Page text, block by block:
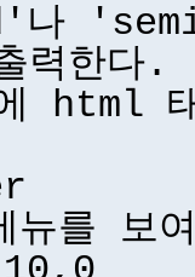
나
력한다.
html
를 보